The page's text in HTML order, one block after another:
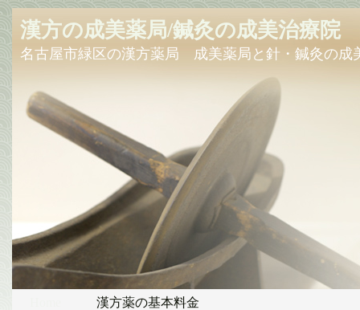
漢方の成美薬局/鍼灸の成美治療院
名古屋市緑区の漢方薬局 成美薬局と針・鍼灸の成
漢方薬の基本料金